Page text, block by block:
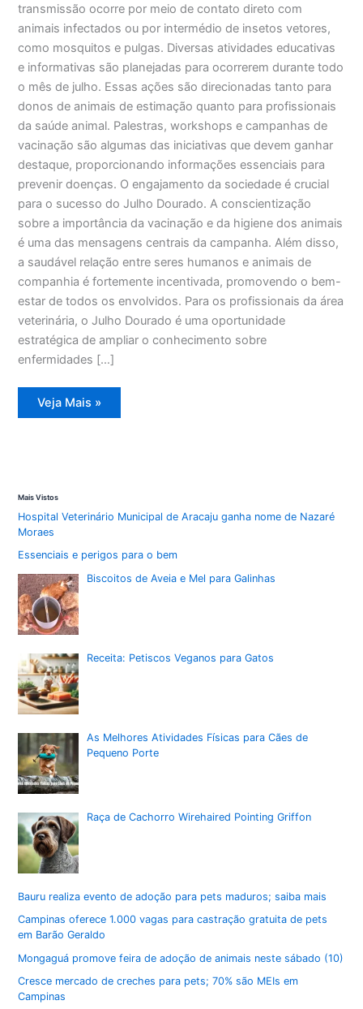
transmissão ocorre por meio de contato direto com
animais infectados ou por intermédio de insetos vetores,
como mosquitos e pulgas. Diversas atividades educativas
e informativas são planejadas para ocorrerem durante todo
o mês de julho. Essas ações são direcionadas tanto para
donos de animais de estimação quanto para profissionais
da saúde animal. Palestras, workshops e campanhas de
vacinação são algumas das iniciativas que devem ganhar
destaque, proporcionando informações essenciais para
prevenir doenças. O engajamento da sociedade é crucial
para o sucesso do Julho Dourado. A conscientização
sobre a importância da vacinação e da higiene dos animais
é uma das mensagens centrais da campanha. Além disso,
a saudável relação entre seres humanos e animais de
companhia é fortemente incentivada, promovendo o bem-
estar de todos os envolvidos. Para os profissionais da área
veterinária, o Julho Dourado é uma oportunidade
estratégica de ampliar o conhecimento sobre
enfermidades […]
Julho
Dourado:
a
zoonoses
Veja Mais »
Mais Vistos
Hospital Veterinário Municipal de Aracaju ganha nome de Nazaré
Moraes
Essenciais e perigos para o bem
Biscoitos de Aveia e Mel para Galinhas
Receita: Petiscos Veganos para Gatos
As Melhores Atividades Físicas para Cães de
Pequeno Porte
Raça de Cachorro Wirehaired Pointing Griffon
Bauru realiza evento de adoção para pets maduros; saiba mais
Campinas oferece 1.000 vagas para castração gratuita de pets
em Barão Geraldo
Mongaguá promove feira de adoção de animais neste sábado (10)
Cresce mercado de creches para pets; 70% são MEIs em
Campinas